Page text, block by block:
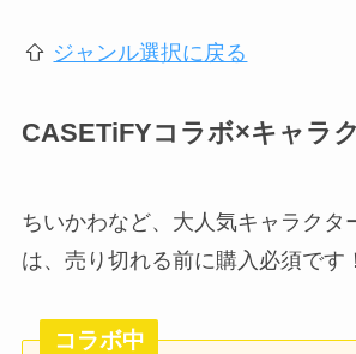
ジャンル選択に戻る
CASETiFYコラボ×キャラ
ちいかわなど、大人気キャラクタ
は、売り切れる前に購入必須です！
コラボ中